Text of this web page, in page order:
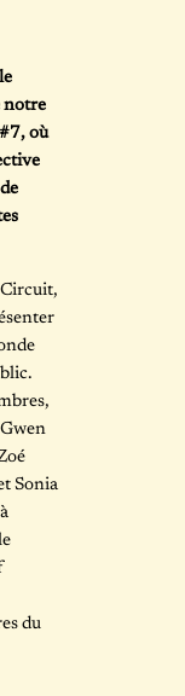
notre
où
Circuit,
Sonia
du